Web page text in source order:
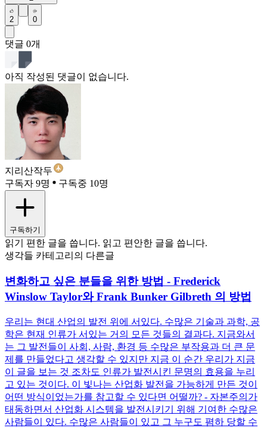
2 0
댓글 0개
아직 작성된 댓글이 없습니다.
지리산작두
구독자 9명
구독중 10명
구독하기
읽기 편한 글을 씁니다. 읽고 편안한 글을 씁니다.
생각들 카테고리의 다른글
변화하고 싶은 분들을 위한 방법 - Frederick
Winslow Taylor와 Frank Bunker Gilbreth 의 방법
우리는 현대 산업의 발전 위에 서있다. 수많은 기술과 과학, 공
학은 현재 인류가 서있는 거의 모든 것들의 결과다. 지금와서
는 그 발전들이 사회, 사람, 환경 등 수많은 부작용과 더 큰 문
제를 만들었다고 생각할 수 있지만 지금 이 순간 우리가 지금
이 글을 보는 것 조차도 인류가 발전시킨 문명의 효용을 누리
고 있는 것이다. 이 빛나는 산업화 발전을 가능하게 만든 것이
어떤 방식이었는가를 참고할 수 있다면 어떨까? - 자본주의가
태동하면서 산업화 시스템을 발전시키기 위해 기여한 수많은
사람들이 있다. 수많은 사람들이 있고 그 누구도 폄하 당할 수